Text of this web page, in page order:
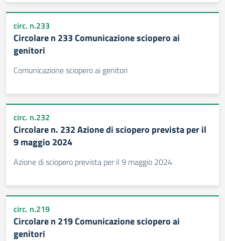
circ. n.233
Circolare n 233 Comunicazione sciopero ai
genitori
Comunicazione sciopero ai genitori
circ. n.232
Circolare n. 232 Azione di sciopero prevista per il
9 maggio 2024
Azione di sciopero prevista per il 9 maggio 2024
circ. n.219
Circolare n 219 Comunicazione sciopero ai
genitori